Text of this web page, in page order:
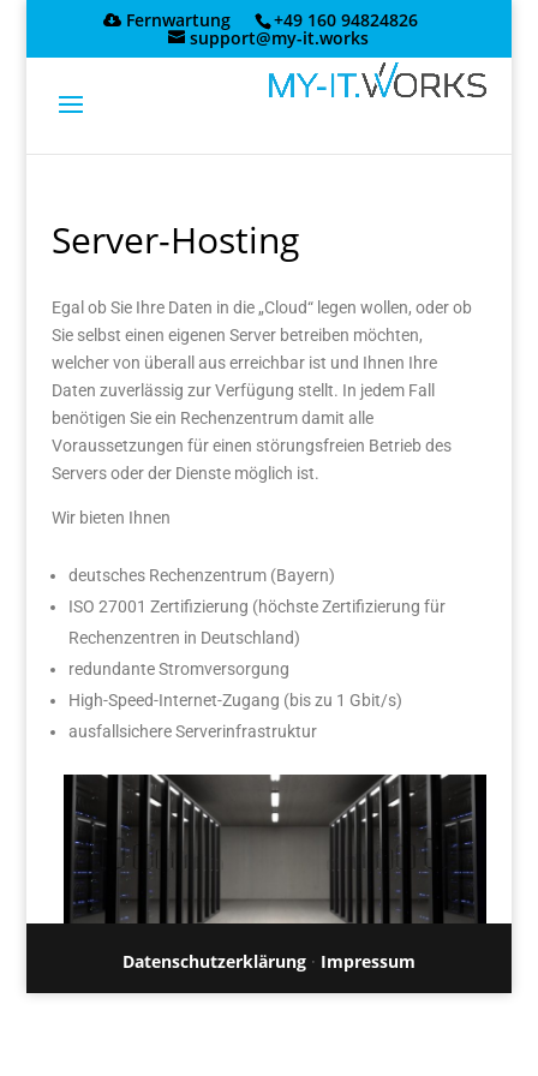
Fernwartung +49 160 94824826
support@my-it.works
Server-Hosting
Egal ob Sie Ihre Daten in die „Cloud“ legen wollen, oder ob
Sie selbst einen eigenen Server betreiben möchten,
welcher von überall aus erreichbar ist und Ihnen Ihre
Daten zuverlässig zur Verfügung stellt. In jedem Fall
benötigen Sie ein Rechenzentrum damit alle
Voraussetzungen für einen störungsfreien Betrieb des
Servers oder der Dienste möglich ist.
Wir bieten Ihnen
deutsches Rechenzentrum (Bayern)
ISO 27001 Zertifizierung (höchste Zertifizierung für
Rechenzentren in Deutschland)
redundante Stromversorgung
High-Speed-Internet-Zugang (bis zu 1 Gbit/s)
ausfallsichere Serverinfrastruktur
Datenschutzerklärung· Impressum